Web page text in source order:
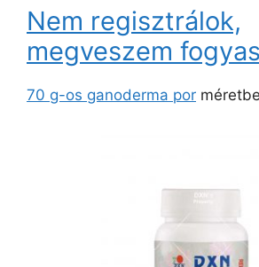
Nem regisztrálok,
megveszem
70 g-os ganoderma por